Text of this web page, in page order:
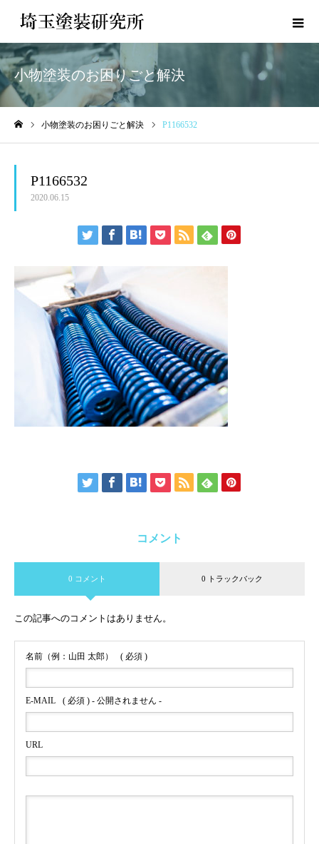
小物塗装のお困りごと解決
小物塗装のお困りごと解決 P1166532
P1166532
2020.06.15
コメント
0 コメント 0 トラックバック
この記事へのコメントはありません。
名前（例：山田 太郎） ( 必須 )
E-MAIL ( 必須 ) - 公開されません -
URL